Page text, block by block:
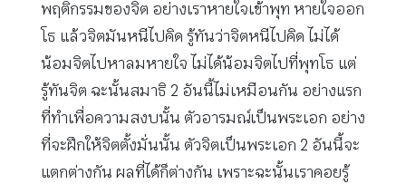
พฤติกรรมของจิต อย่างเราหายใจเข้าพุท หายใจออก
โธ แล้วจิตมันหนีไปคิด รู้ทันว่าจิตหนีไปคิด ไม่ได้
น้อมจิตไปหาลมหายใจ ไม่ได้น้อมจิตไปที่พุทโธ แต่
รู้ทันจิต ฉะนั้นสมาธิ 2 อันนี้ไม่เหมือนกัน อย่างแรก
ที่ทำเพื่อความสงบนั้น ตัวอารมณ์เป็นพระเอก อย่าง
ที่จะฝึกให้จิตตั้งมั่นนั้น ตัวจิตเป็นพระเอก 2 อันนี้จะ
แตกต่างกัน ผลที่ได้ก็ต่างกัน เพราะฉะนั้นเราคอยรู้